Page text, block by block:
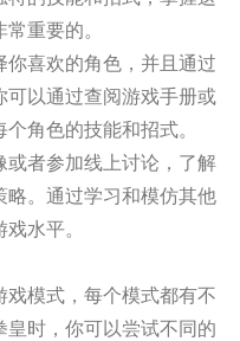
重要的。
喜欢的角色，并且通过
以通过查阅游戏手册或
角色的技能和招式。
者参加线上讨论，了解
。通过学习和模仿其他
水平。
模式，每个模式都有不
时，你可以尝试不同的